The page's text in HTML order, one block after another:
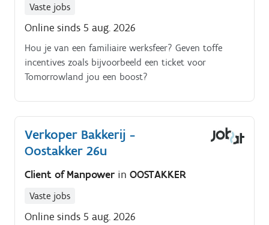
Vaste jobs
Online sinds 5 aug. 2026
Hou je van een familiaire werksfeer? Geven toffe
incentives zoals bijvoorbeeld een ticket voor
Tomorrowland jou een boost?
Verkoper Bakkerij -
Oostakker 26u
Client of Manpower in OOSTAKKER
Vaste jobs
Online sinds 5 aug. 2026